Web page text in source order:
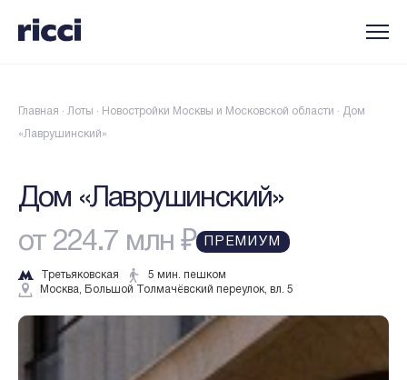
Главная · Лоты · Новостройки Москвы и Московской области · Дом
«Лаврушинский»
Дом «Лаврушинский»
от 224.7 млн ₽
Третьяковская
5 мин. пешком
Москва, Большой Толмачёвский переулок, вл. 5
ПРЕМИУМ